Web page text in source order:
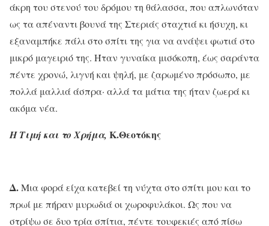
άκρη του στενού του δρόμου τη θάλασσα, που απλωνόταν
ως τα απέναντι βουνά της Στεριάς σταχτιά κι ήσυχη, κι
εξαναμπήκε πάλι στο σπίτι της για να ανάψει φωτιά στο
μικρό μαγειριό της. Ήταν γυναίκα μισόκοπη, έως σαράντα
πέντε χρονώ, λιγνή και ψηλή, με ζαρωμένο πρόσωπο, με
πολλά μαλλιά άσπρα· αλλά τα μάτια της ήταν ζωερά κι
ακόμα νέα.
Η Τιμή και το Χρήμα, Κ.Θεοτόκης
Δ.Μια φορά είχα κατεβεί τη νύχτα στο σπίτι μου και το
πρωί με πήραν μυρωδιά οι χωροφυλάκοι. Ως που να
στρίψω σε δυο τρία σπίτια, πέντε τουφεκιές από πίσω